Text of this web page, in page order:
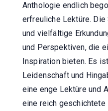
Anthologie endlich
erfreuliche Lektüre.
und vielfältige
und Perspektiven, die
Inspiration bieten. Es
Leidenschaft und
eine enge Lektüre und
eine reich geschichtete